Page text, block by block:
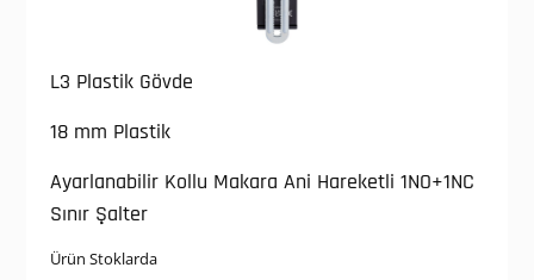
L3 Plastik Gövde
18 mm Plastik
Ayarlanabilir Kollu Makara Ani Hareketli 1NO+1NC
Sınır Şalter
Ürün Stoklarda